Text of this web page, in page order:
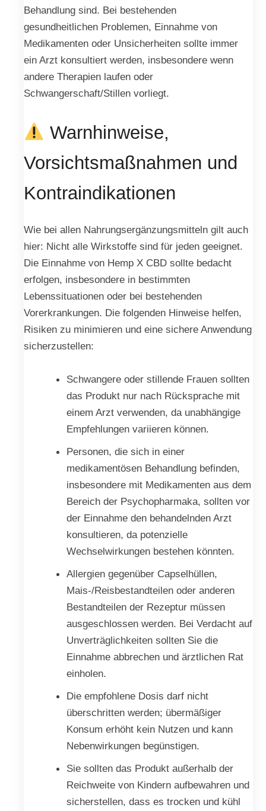
Behandlung sind. Bei bestehenden
gesundheitlichen Problemen, Einnahme von
Medikamenten oder Unsicherheiten sollte immer
ein Arzt konsultiert werden, insbesondere wenn
andere Therapien laufen oder
Schwangerschaft/Stillen vorliegt.
Warnhinweise,
Vorsichtsmaßnahmen und
Kontraindikationen
Wie bei allen Nahrungsergänzungsmitteln gilt auch
hier: Nicht alle Wirkstoffe sind für jeden geeignet.
Die Einnahme von Hemp X CBD sollte bedacht
erfolgen, insbesondere in bestimmten
Lebenssituationen oder bei bestehenden
Vorerkrankungen. Die folgenden Hinweise helfen,
Risiken zu minimieren und eine sichere Anwendung
sicherzustellen:
Schwangere oder stillende Frauen sollten
das Produkt nur nach Rücksprache mit
einem Arzt verwenden, da unabhängige
Empfehlungen variieren können.
Personen, die sich in einer
medikamentösen Behandlung befinden,
insbesondere mit Medikamenten aus dem
Bereich der Psychopharmaka, sollten vor
der Einnahme den behandelnden Arzt
konsultieren, da potenzielle
Wechselwirkungen bestehen könnten.
Allergien gegenüber Capselhüllen,
Mais-/Reisbestandteilen oder anderen
Bestandteilen der Rezeptur müssen
ausgeschlossen werden. Bei Verdacht auf
Unverträglichkeiten sollten Sie die
Einnahme abbrechen und ärztlichen Rat
einholen.
Die empfohlene Dosis darf nicht
überschritten werden; übermäßiger
Konsum erhöht kein Nutzen und kann
Nebenwirkungen begünstigen.
Sie sollten das Produkt außerhalb der
Reichweite von Kindern aufbewahren und
sicherstellen, dass es trocken und kühl